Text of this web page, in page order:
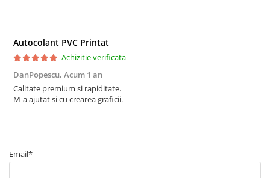
Autocolant PVC Printat
Achizitie verificata
DanPopescu, Acum 1 an
Calitate premium si rapiditate.
M-a ajutat si cu crearea graficii.
Email*